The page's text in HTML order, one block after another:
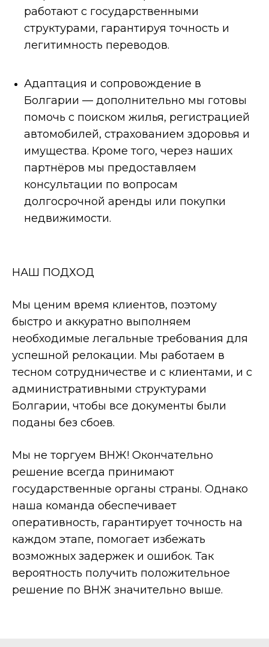
работают с государственными
структурами, гарантируя точность и
легитимность переводов.
Адаптация и сопровождение в
Болгарии — дополнительно мы готовы
помочь с поиском жилья, регистрацией
автомобилей, страхованием здоровья и
имущества. Кроме того, через наших
партнёров мы предоставляем
консультации по вопросам
долгосрочной аренды или покупки
недвижимости.
НАШ ПОДХОД
Мы ценим время клиентов, поэтому
быстро и аккуратно выполняем
необходимые легальные требования для
успешной релокации. Мы работаем в
тесном сотрудничестве и с клиентами, и с
административными структурами
Болгарии, чтобы все документы были
поданы без сбоев.
Мы не торгуем ВНЖ! Окончательно
решение всегда принимают
государственные органы страны. Однако
наша команда обеспечивает
оперативность, гарантирует точность на
каждом этапе, помогает избежать
возможных задержек и ошибок. Так
вероятность получить положительное
решение по ВНЖ значительно выше.